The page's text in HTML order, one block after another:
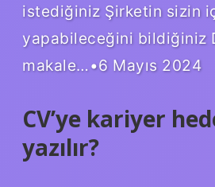
istediğiniz Şirketin sizin
yapabileceğini bildiğiniz
makale…•6 Mayıs 2024
CV’ye kariyer
yazılır?